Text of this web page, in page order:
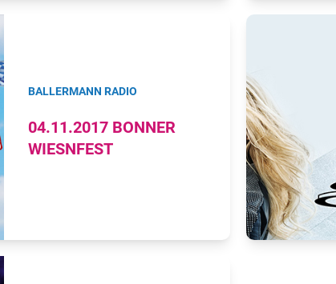
BALLERMANN RADIO
04.11.2017 BONNER
WIESNFEST